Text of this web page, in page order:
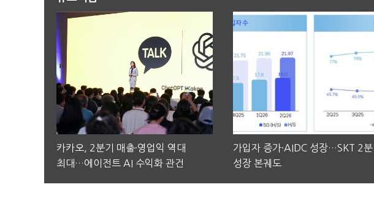
카카오, 2분기 매출·영업익 역대
최대…에이전트 AI 수익화 관건
가입자 증가·AIDC 성장…SKT 2분
성장 본궤도